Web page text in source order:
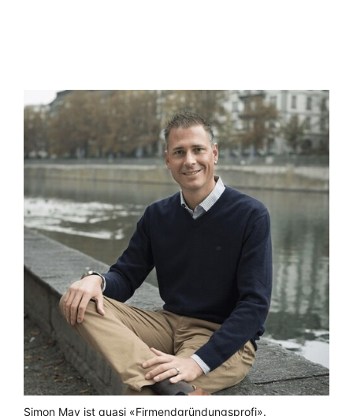
Simon May ist quasi «Firmendgründungsprofi».